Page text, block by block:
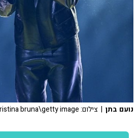
נועם בתן | צילום: christina bruna\getty image